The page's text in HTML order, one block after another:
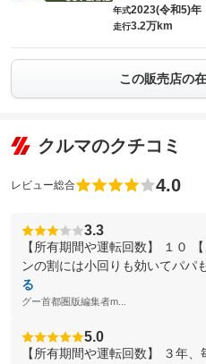
年式2023(令和5)年
走行3.2万km
この販売店の
クルマのクチコミ
レビュー総合 4.0
3.3
【所有期間や運転回数】 １０
ンの割には小回りも効いてパパ
る
グー首都圏版編集者m...
5.0
【所有期間や運転回数】 ３年